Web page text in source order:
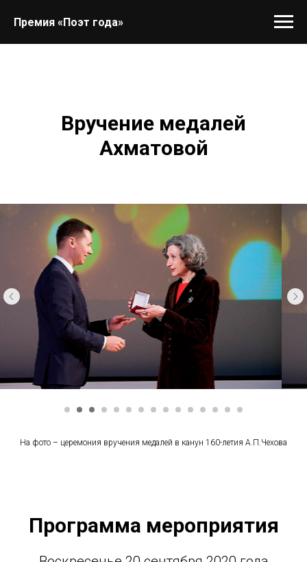
Премия «Поэт года»
Вручение медалей
Ахматовой
На фото – церемония вручения медалей в канун 160-летия А.П.Чехова
Программа мероприятия